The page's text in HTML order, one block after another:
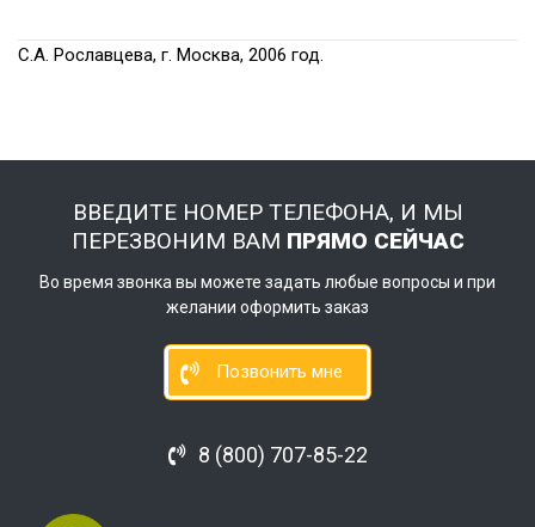
С.А. Рославцева, г. Москва, 2006 год.
ВВЕДИТЕ НОМЕР ТЕЛЕФОНА, И МЫ
ПЕРЕЗВОНИМ ВАМ ПРЯМО СЕЙЧАС
Во время звонка вы можете задать любые вопросы и при
желании оформить заказ
Позвонить мне
8 (800) 707-85-22